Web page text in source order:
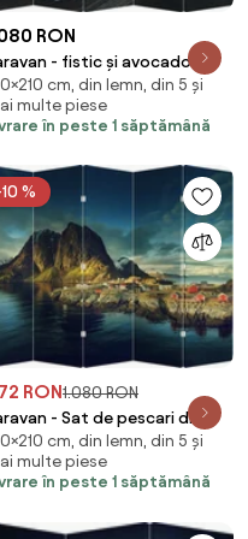
RON
- fistic și avocado
cm)
cm, din lemn, din 5 și
multe piese
în peste 1 săptămână
%
RON1.080 RON
- Sat de pescari din
(210x170 cm)
cm, din lemn, din 5 și
multe piese
în peste 1 săptămână